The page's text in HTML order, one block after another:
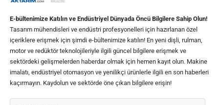
E-bültenimize Katılın ve Endüstriyel Dünyada Öncü Bilgilere Sahip Olun!
Tasarım mühendisleri ve endüstri profesyonelleri için hazırlanan özel
içeriklere erişmek için şimdi e-bültenimize katılın! En yeni dişli, rulman,
motor ve redüktör teknolojileriyle ilgili güncel bilgilere erişmek ve
sektördeki gelişmelerden haberdar olmak için hemen kayıt olun. Makine
imalatı, endüstriyel otomasyon ve yenilikçi ürünlerle ilgili en son haberleri
kaçırmayın. Kaydolun ve sektörde öne çıkan bilgilere erişin!